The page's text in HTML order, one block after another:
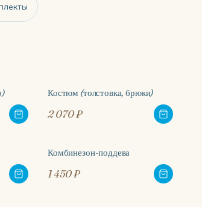
Костюм (толстовка, брюки)
2 070 ₽
Комбинезон-поддева
1 450 ₽